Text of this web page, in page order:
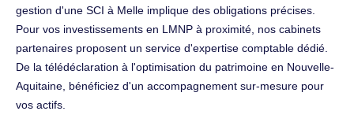
gestion d'une SCI à Melle implique des obligations précises.
Pour vos investissements en LMNP à proximité, nos cabinets
partenaires proposent un service d'expertise comptable dédié.
De la télédéclaration à l'optimisation du patrimoine en Nouvelle-
Aquitaine, bénéficiez d'un accompagnement sur-mesure pour
vos actifs.